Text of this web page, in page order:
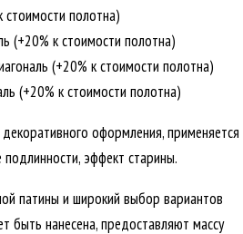
оформления, применяется
эффект старины.
патины и широкий выбор вариантов
быть нанесена, предоставляют массу